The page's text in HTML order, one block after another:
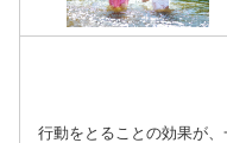
行動をとることの効果が、